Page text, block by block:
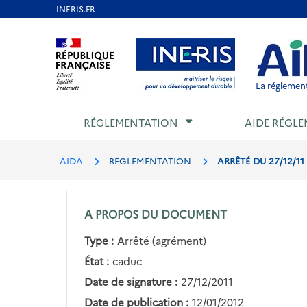
Aller au contenu Aller au menu Aller au
La
RÉGLEMENTATION AIDE
AIDA REGLEMENTATION ARRÊTÉ DU 27/12/
A PROPOS DU DOCUMENT
Type : Arrêté (agrément)
État : caduc
Date de signature : 27/12/2011
Date de publication : 12/01/2012